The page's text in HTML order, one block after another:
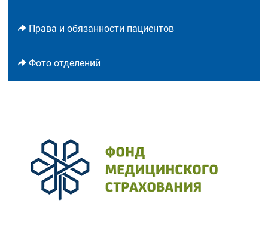
Права и обязанности пациентов
Фото отделений